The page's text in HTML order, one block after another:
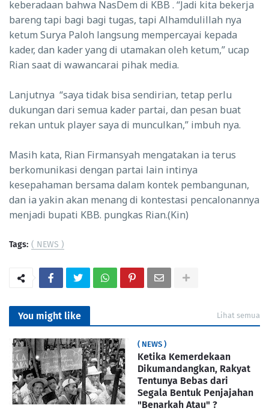
keberadaan bahwa NasDem di KBB . “Jadi kita bekerja
bareng tapi bagi bagi tugas, tapi Alhamdulillah nya
ketum Surya Paloh langsung mempercayai kepada
kader, dan kader yang di utamakan oleh ketum,” ucap
Rian saat di wawancarai pihak media.
Lanjutnya “saya tidak bisa sendirian, tetap perlu
dukungan dari semua kader partai, dan pesan buat
rekan untuk player saya di munculkan,” imbuh nya.
Masih kata, Rian Firmansyah mengatakan ia terus
berkomunikasi dengan partai lain intinya
kesepahaman bersama dalam kontek pembangunan,
dan ia yakin akan menang di kontestasi pencalonannya
menjadi bupati KBB. pungkas Rian.(Kin)
Tags: ( NEWS )
You might like Lihat semua
( NEWS )
Ketika Kemerdekaan
Dikumandangkan, Rakyat
Tentunya Bebas dari
Segala Bentuk Penjajahan
"Benarkah Atau" ?